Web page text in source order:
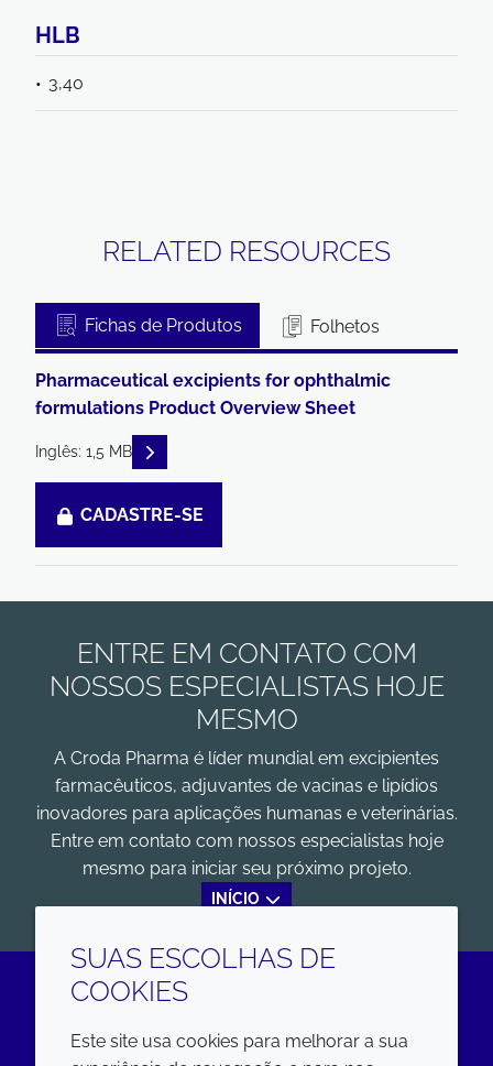
HLB
3,40
RELATED RESOURCES
Fichas de Produtos Folhetos
Pharmaceutical excipients for ophthalmic
formulations Product Overview Sheet
Inglês: 1,5 MB READ DESCRIPTIONS
CADASTRE-SE
ENTRE EM CONTATO COM
NOSSOS ESPECIALISTAS HOJE
MESMO
A Croda Pharma é líder mundial em excipientes
farmacêuticos, adjuvantes de vacinas e lipídios
inovadores para aplicações humanas e veterinárias.
Entre em contato com nossos especialistas hoje
mesmo para iniciar seu próximo projeto.
INÍCIO
LinkedIn
SUAS ESCOLHAS DE
COOKIES
Este site usa cookies para melhorar a sua